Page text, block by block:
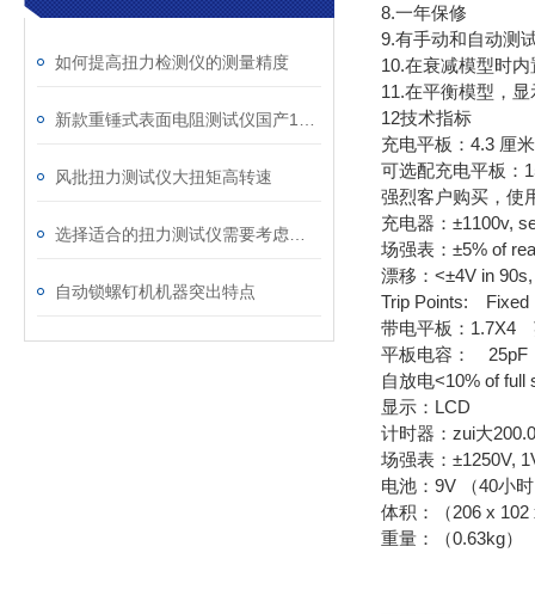
如何提高扭力检测仪的测量精度
风批扭力测试仪大扭矩高转速
自动锁螺钉机机器突出特点
8.一年保修
9.有手动和自动测
10.在衰减模型时
11.在平衡模型，
12技术指标
充电平板：4.3 厘
可选配充电平板：
强烈客户购买，使
充电器：±1100v,
场强表：±5% of
漂移：<±4V in
Trip Points: Fixed
带电平板：1.7X4
平板电容： 25pF
自放电<10% of full
显示：LCD
计时器：zui大
场强表：±1250V,
电池：9V （40小
体积：（206 x
重量：（0.63kg）